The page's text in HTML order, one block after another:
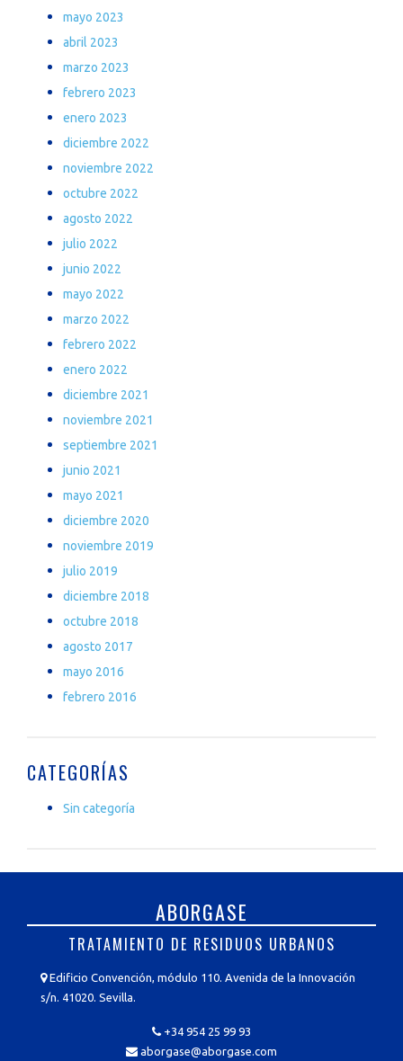
mayo 2023
abril 2023
marzo 2023
febrero 2023
enero 2023
diciembre 2022
noviembre 2022
octubre 2022
agosto 2022
julio 2022
junio 2022
mayo 2022
marzo 2022
febrero 2022
enero 2022
diciembre 2021
noviembre 2021
septiembre 2021
junio 2021
mayo 2021
diciembre 2020
noviembre 2019
julio 2019
diciembre 2018
octubre 2018
agosto 2017
mayo 2016
febrero 2016
CATEGORÍAS
Sin categoría
ABORGASE
TRATAMIENTO DE RESIDUOS URBANOS
Edificio Convención, módulo 110. Avenida de la Innovación
s/n. 41020. Sevilla.
+34 954 25 99 93
aborgase@aborgase.com